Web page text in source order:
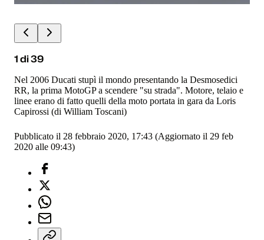
1di39
Nel 2006 Ducati stupì il mondo presentando la Desmosedici
RR, la prima MotoGP a scendere "su strada". Motore, telaio e
linee erano di fatto quelli della moto portata in gara da Loris
Capirossi (di William Toscani)
Pubblicato il 28 febbraio 2020, 17:43 (Aggiornato il 29 feb
2020 alle 09:43)